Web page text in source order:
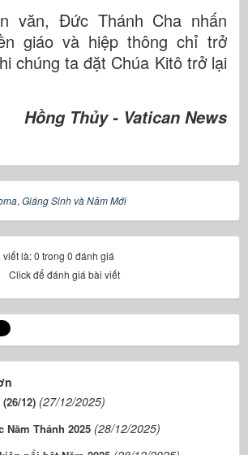
văn, Đức Thánh Cha nhấn
giáo và hiệp thông chỉ trở
chúng ta đặt Chúa Kitô trở lại
Hồng Thủy - Vatican News
, Giáng Sinh và Năm Mới
là: 0 trong 0 đánh giá
Click để đánh giá bài viết
12) (27/12/2025)
Năm Thánh 2025 (28/12/2025)